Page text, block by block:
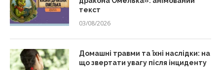
текст
03/08/2026
Домашні травми та їхні наслідки: на
що звертати увагу після інциденту